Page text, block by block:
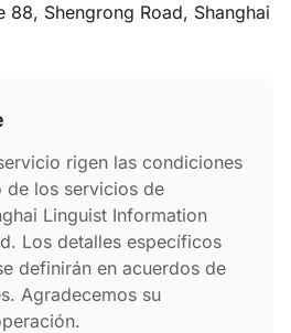
88, Shengrong Road, Shanghai
rigen las condiciones
de los servicios de
Linguist Information
Los detalles específicos
definirán en acuerdos de
Agradecemos su